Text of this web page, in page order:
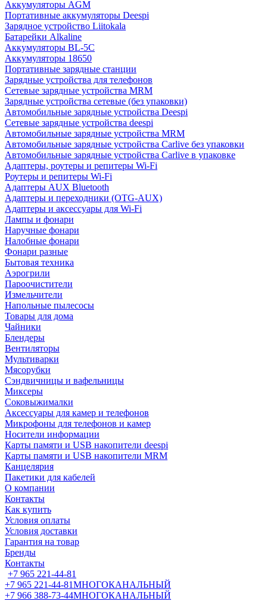
Аккумуляторы АGM
Портативные аккумуляторы Deespi
Зарядное устройство Liitokala
Батарейки Alkaline
Аккумуляторы BL-5C
Аккумуляторы 18650
Портативные зарядные станции
Зарядные устройства для телефонов
Сетевые зарядные устройства MRM
Зарядные устройства сетевые (без упаковки)
Автомобильные зарядные устройства Deespi
Сетевые зарядные устройства deespi
Автомобильные зарядные устройства MRM
Автомобильные зарядные устройства Carlive без упаковки
Автомобильные зарядные устройства Carlive в упаковке
Адаптеры, роутеры и репитеры Wi-Fi
Роутеры и репитеры Wi-Fi
Адаптеры AUX Bluetooth
Адаптеры и переходники (OTG-AUX)
Адаптеры и аксессуары для Wi-Fi
Лампы и фонари
Наручные фонари
Налобные фонари
Фонари разные
Бытовая техника
Аэрогрили
Пароочистители
Измельчители
Напольные пылесосы
Товары для дома
Чайники
Блендеры
Вентиляторы
Мультиварки
Мясорубки
Сэндвичницы и вафельницы
Миксеры
Соковыжималки
Аксессуары для камер и телефонов
Микрофоны для телефонов и камер
Носители информации
Карты памяти и USB накопители deespi
Карты памяти и USB накопители MRM
Канцелярия
Пакетики для кабелей
О компании
Контакты
Как купить
Условия оплаты
Условия доставки
Гарантия на товар
Бренды
Контакты
+7 965 221-44-81
+7 965 221-44-81МНОГОКАНАЛЬНЫЙ
+7 966 388-73-44МНОГОКАНАЛЬНЫЙ